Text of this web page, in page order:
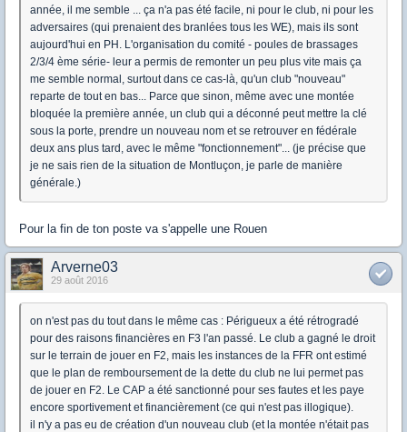
année, il me semble ... ça n'a pas été facile, ni pour le club, ni pour les
adversaires (qui prenaient des branlées tous les WE), mais ils sont
aujourd'hui en PH. L'organisation du comité - poules de brassages
2/3/4 ème série- leur a permis de remonter un peu plus vite mais ça
me semble normal, surtout dans ce cas-là, qu'un club "nouveau"
reparte de tout en bas... Parce que sinon, même avec une montée
bloquée la première année, un club qui a déconné peut mettre la clé
sous la porte, prendre un nouveau nom et se retrouver en fédérale
deux ans plus tard, avec le même "fonctionnement"... (je précise que
je ne sais rien de la situation de Montluçon, je parle de manière
générale.)
Pour la fin de ton poste va s'appelle une Rouen
Arverne03
29 août 2016
on n'est pas du tout dans le même cas : Périgueux a été rétrogradé
pour des raisons financières en F3 l'an passé. Le club a gagné le droit
sur le terrain de jouer en F2, mais les instances de la FFR ont estimé
que le plan de remboursement de la dette du club ne lui permet pas
de jouer en F2. Le CAP a été sanctionné pour ses fautes et les paye
encore sportivement et financièrement (ce qui n'est pas illogique).
il n'y a pas eu de création d'un nouveau club (et la montée n'était pas